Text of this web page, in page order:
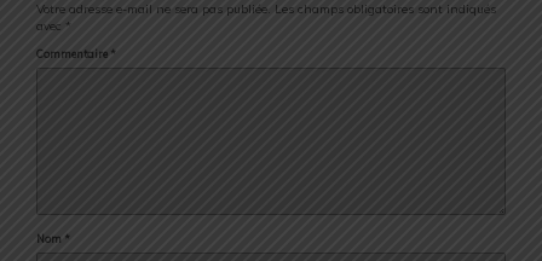
Votre adresse e-mail ne sera pas publiée. Les champs obligatoires sont indiqués
avec *
Commentaire *
Nom *